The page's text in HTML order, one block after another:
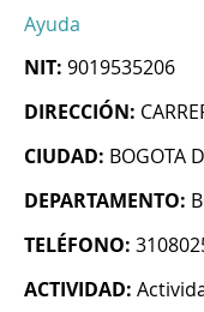
Ayuda
NIT: 9019535206
DIRECCIÓN:
CIUDAD: BOGOTA
DEPARTAMENTO:
TELÉFONO:
ACTIVIDAD: